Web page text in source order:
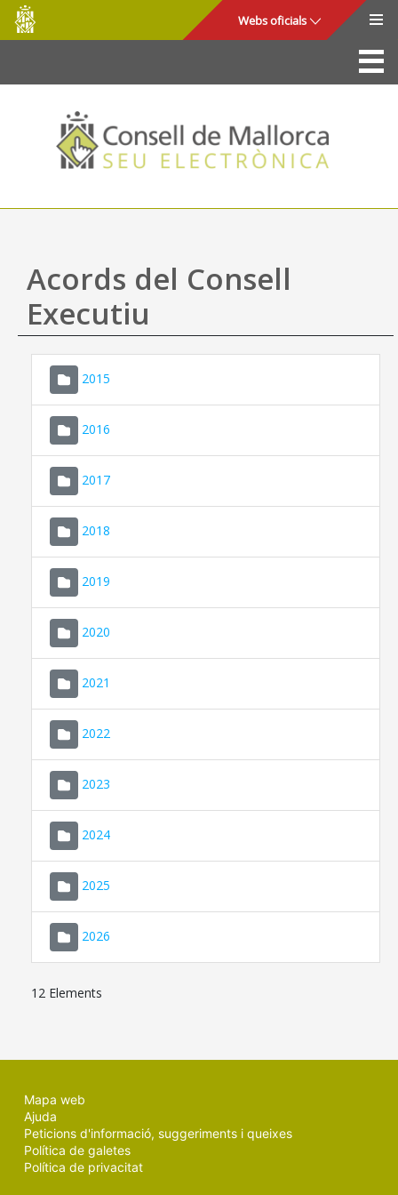
Salta al contingut principal
Consell
de
Mallorca
Webs oficials
La Seu
Consell de Mallorca
Accés i seguretat
Utilitats
Ajuda
Acords del Consell
Executiu
2015
2016
2017
2018
2019
2020
2021
2022
2023
2024
2025
2026
12 Elements
Mapa web
Ajuda
Peticions d'informació, suggeriments i queixes
Política de galetes
Política de privacitat